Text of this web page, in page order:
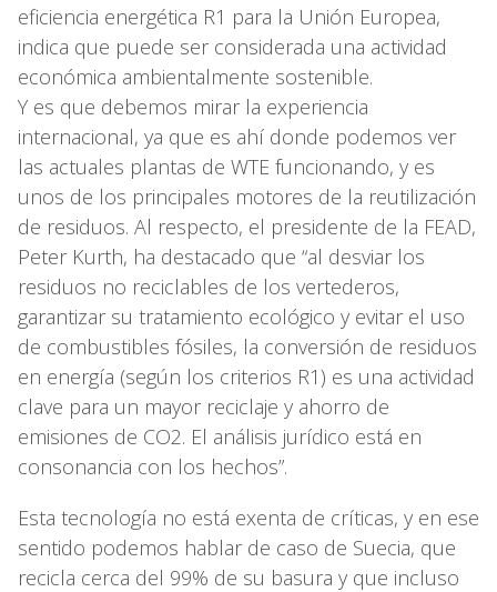
eficiencia energética R1 para la Unión Europea,
indica que puede ser considerada una actividad
económica ambientalmente sostenible.
Y es que debemos mirar la experiencia
internacional, ya que es ahí donde podemos ver
las actuales plantas de WTE funcionando, y es
unos de los principales motores de la reutilización
de residuos. Al respecto, el presidente de la FEAD,
Peter Kurth, ha destacado que “al desviar los
residuos no reciclables de los vertederos,
garantizar su tratamiento ecológico y evitar el uso
de combustibles fósiles, la conversión de residuos
en energía (según los criterios R1) es una actividad
clave para un mayor reciclaje y ahorro de
emisiones de CO2. El análisis jurídico está en
consonancia con los hechos”.
Esta tecnología no está exenta de críticas, y en ese
sentido podemos hablar de caso de Suecia, que
recicla cerca del 99% de su basura y que incluso